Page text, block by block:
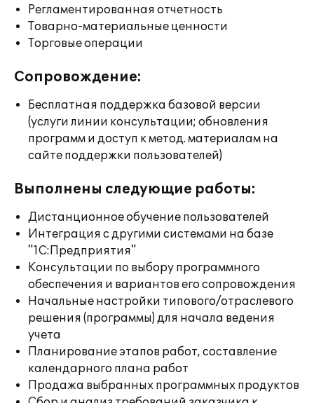
Регламентированная отчетность
Товарно-материальные ценности
Торговые операции
Сопровождение:
Бесплатная поддержка базовой версии
(услуги линии консультации; обновления
программ и доступ к метод. материалам на
сайте поддержки пользователей)
Выполнены следующие работы:
Дистанционное обучение пользователей
Интеграция с другими системами на базе
"1С:Предприятия"
Консультации по выбору программного
обеспечения и вариантов его сопровождения
Начальные настройки типового/отраслевого
решения (программы) для начала ведения
учета
Планирование этапов работ, составление
календарного плана работ
Продажа выбранных программных продуктов